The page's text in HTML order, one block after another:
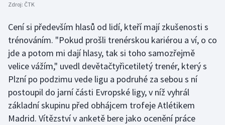
Parasport
Plavání
Plážový volejbal
Ragby
Zdroj: ČTK
Cení si především hlasů od lidí, kteří mají zkušenosti s
trénováním. "Pokud prošli trenérskou kariérou a ví, o co
jde a potom mi dají hlasy, tak si toho samozřejmě
velice vážím," uvedl devětačtyřicetiletý trenér, který s
Plzní po podzimu vede ligu a podruhé za sebou s ní
postoupil do jarní části Evropské ligy, v níž vyhrál
základní skupinu před obhájcem trofeje Atlétikem
Madrid. Vítězství v anketě bere jako ocenění práce